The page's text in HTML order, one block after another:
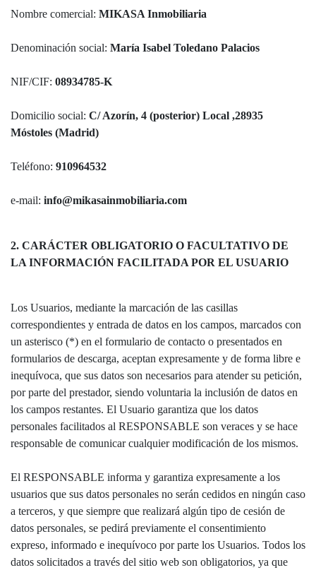
Nombre comercial: MIKASA Inmobiliaria
Denominación social: María Isabel Toledano Palacios
NIF/CIF: 08934785-K
Domicilio social: C/ Azorín, 4 (posterior) Local ,28935
Móstoles (Madrid)
Teléfono: 910964532
e-mail: info@mikasainmobiliaria.com
2. CARÁCTER OBLIGATORIO O FACULTATIVO DE
LA INFORMACIÓN FACILITADA POR EL USUARIO
Los Usuarios, mediante la marcación de las casillas
correspondientes y entrada de datos en los campos, marcados con
un asterisco (*) en el formulario de contacto o presentados en
formularios de descarga, aceptan expresamente y de forma libre e
inequívoca, que sus datos son necesarios para atender su petición,
por parte del prestador, siendo voluntaria la inclusión de datos en
los campos restantes. El Usuario garantiza que los datos
personales facilitados al RESPONSABLE son veraces y se hace
responsable de comunicar cualquier modificación de los mismos.
El RESPONSABLE informa y garantiza expresamente a los
usuarios que sus datos personales no serán cedidos en ningún caso
a terceros, y que siempre que realizará algún tipo de cesión de
datos personales, se pedirá previamente el consentimiento
expreso, informado e inequívoco por parte los Usuarios. Todos los
datos solicitados a través del sitio web son obligatorios, ya que